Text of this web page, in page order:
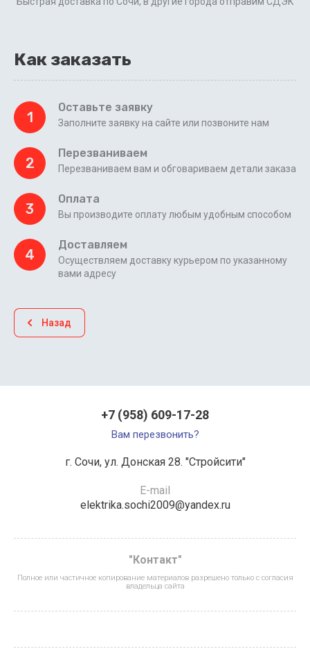
Как заказать
1
Оставьте заявку
Заполните заявку на сайте или позвоните нам
2
Перезваниваем
Перезваниваем вам и обговариваем детали заказа
3
Оплата
Вы производите оплату любым удобным способом
4
Доставляем
Осуществляем доставку курьером по указанному
вами адресу
Назад
+7 (958) 609-17-28
Вам перезвонить?
г. Сочи, ул. Донская 28. "Стройсити"
E-mail
elektrika.sochi2009@yandex.ru
"Контакт"
Полное или частичное копирование материалов разрешено только с согласия
владельца сайта